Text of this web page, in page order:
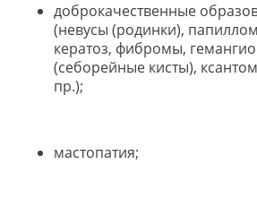
доброкачественные
(невусы (родинки),
кератоз, фибромы,
(себорейные кисты),
пр.);
мастопатия;